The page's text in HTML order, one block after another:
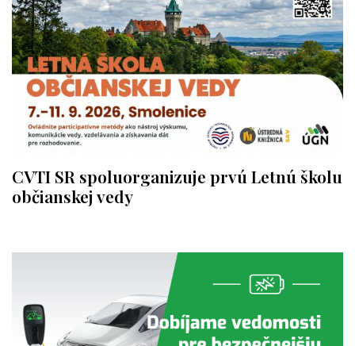
CVTI SR spoluorganizuje prvú Letnú školu
občianskej vedy